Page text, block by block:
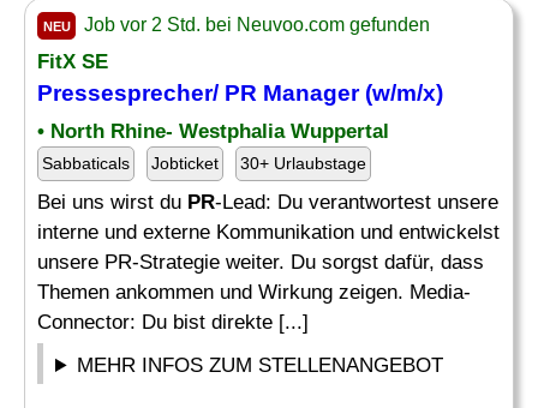
NEU Job vor 2 Std. bei Neuvoo.com gefunden
FitX SE
Pressesprecher/ PR Manager(w/m/x)
• North Rhine- Westphalia Wuppertal
Sabbaticals Jobticket 30+ Urlaubstage
Bei uns wirst du PR-Lead: Du verantwortest unsere
interne und externe Kommunikation und entwickelst
unsere PR-Strategie weiter. Du sorgst dafür, dass
Themen ankommen und Wirkung zeigen. Media-
Connector: Du bist direkte [...]
MEHR INFOS ZUM STELLENANGEBOT